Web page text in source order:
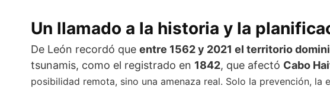
Un llamado a la historia y la
De León recordó que entre 1562 y 2021 el territorio
tsunamis, como el registrado en 1842, que afectó Cabo
posibilidad remota, sino una amenaza real. Solo la prevención,